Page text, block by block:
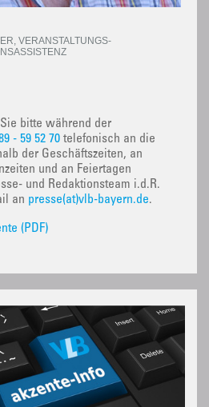
VERANSTALTUNGS-
bitte während der
- 59 52 70 telefonisch an die
der Geschäftszeiten, an
und an Feiertagen
und Redaktionsteam i.d.R.
an presse(at)vlb-bayern.de.
(PDF)